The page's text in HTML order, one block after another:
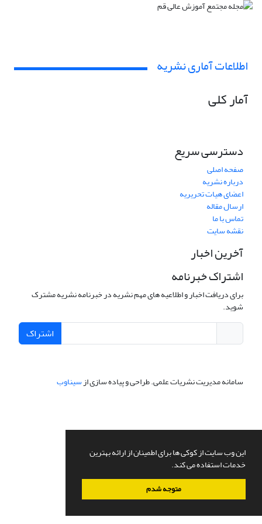
این وب سایت از کوکی ها برای اطمینان از ارائه بهترین
خدمات استفاده می کند.
متوجه شدم
اطلاعات آماری نشریه
آمار کلی
دسترسی سریع
صفحه اصلی
درباره نشریه
اعضای هیات تحریریه
ارسال مقاله
تماس با ما
نقشه سایت
آخرین اخبار
اشتراک خبرنامه
برای دریافت اخبار و اطلاعیه های مهم نشریه در خبرنامه نشریه مشترک
شوید.
اشتراک
سامانه مدیریت نشریات علمی.طراحی و پیاده سازی ازسیناوب